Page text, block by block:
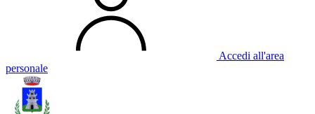
Accedi all'area
personale